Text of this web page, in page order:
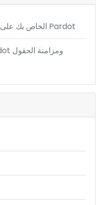
ابحث عن مفتاح مستخدم API الخاص بك على Pardot